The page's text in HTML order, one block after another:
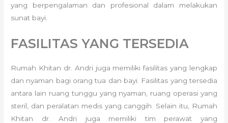
yang berpengalaman dan profesional dalam melakukan
sunat bayi.
FASILITAS YANG TERSEDIA
Rumah Khitan dr. Andri juga memiliki fasilitas yang lengkap
dan nyaman bagi orang tua dan bayi. Fasilitas yang tersedia
antara lain ruang tunggu yang nyaman, ruang operasi yang
steril, dan peralatan medis yang canggih. Selain itu, Rumah
Khitan dr. Andri juga memiliki tim perawat yang